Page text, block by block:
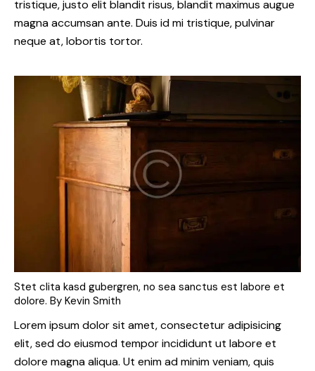
tristique, justo elit blandit risus, blandit maximus augue
magna accumsan ante. Duis id mi tristique, pulvinar
neque at, lobortis tortor.
Stet clita kasd gubergren, no sea sanctus est labore et
dolore. By Kevin Smith
Lorem ipsum dolor sit amet, consectetur adipisicing
elit, sed do eiusmod tempor incididunt ut labore et
dolore magna aliqua. Ut enim ad minim veniam, quis